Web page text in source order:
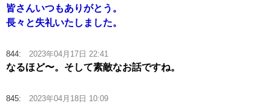
皆さんいつもありがとう。
長々と失礼いたしました。
844: 2023年04月17日 22:41
なるほど〜。そして素敵なお話ですね。
845: 2023年04月18日 10:09